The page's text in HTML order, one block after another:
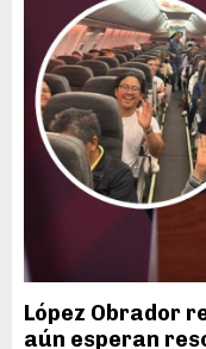
López Obrador
aún esperan